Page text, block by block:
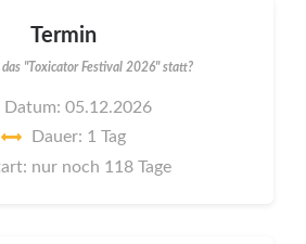
Termin
"Toxicator Festival 2026" statt?
Datum: 05.12.2026
Dauer: 1 Tag
nur noch 118 Tage